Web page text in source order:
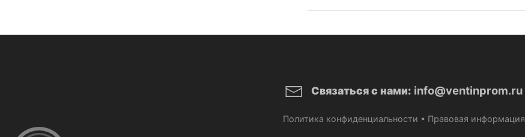
Связаться с нами: info@ventinprom.ru
Политика конфиденциальности • Правовая информация